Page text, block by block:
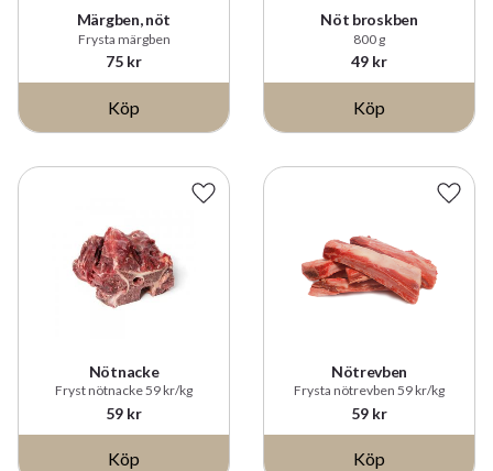
Märgben, nöt
Frysta märgben
75 kr
Köp
Nöt broskben
800 g
49 kr
Köp
Nötnacke
Fryst nötnacke 59 kr/kg
59 kr
Lägg till i favoriter
Köp
Nötrevben
Frysta nötrevben 59 kr/kg
59 kr
Lägg
Köp